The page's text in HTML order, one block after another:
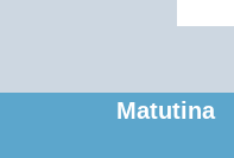
Matutina